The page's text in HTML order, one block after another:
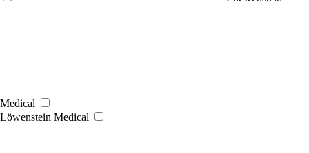
Medical
Löwenstein Medical